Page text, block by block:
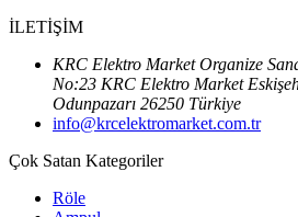
İLETİŞİM
KRC Elektro Market Organize
No:23 KRC Elektro Market
Odunpazarı 26250 Türkiye
info@krcelektromarket.com.tr
Çok Satan Kategoriler
Röle